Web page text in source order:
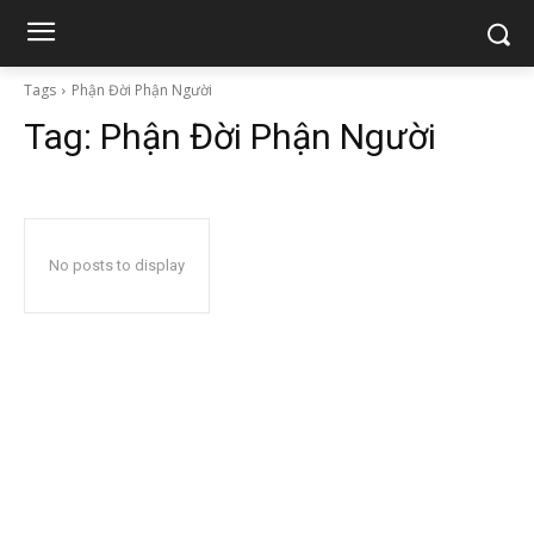
Tags Phận Đời Phận Người
Tag: Phận Đời Phận Người
No posts to display